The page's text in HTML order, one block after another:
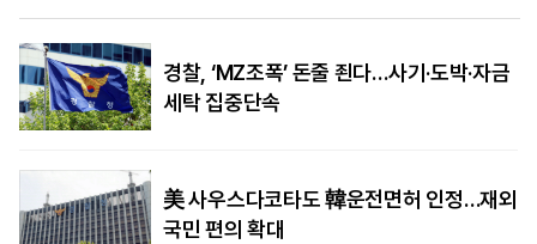
경찰, ‘MZ조폭’ 돈줄 죈다…사기·도박·자금
세탁 집중단속
美 사우스다코타도 韓운전면허 인정…재외
국민 편의 확대